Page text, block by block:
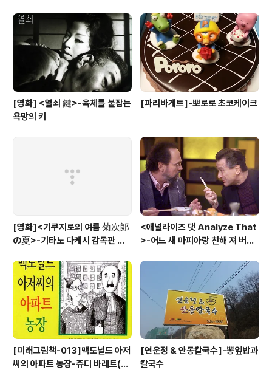
[영화] <열쇠 鍵>-육체를 붙잡는
욕망의 키
[파리바게트]-뽀로로 초코케이크
[영화]<기쿠지로의 여름 菊次郞
の夏>-기타노 다케시 감독판 키
<애널라이즈 댓 Analyze That
>-어느 새 마피아랑 친해 져 버
[미래그림책-013]맥도널드 아저
씨의 아파트 농장-쥬디 바레트(Ju
[연운정 & 안동칼국수]-뽕잎밥과
칼국수